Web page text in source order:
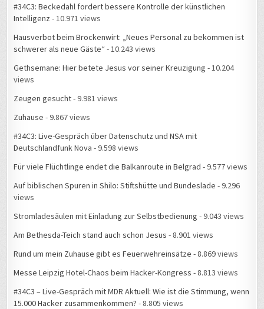
#34C3: Beckedahl fordert bessere Kontrolle der künstlichen
Intelligenz - 10.971 views
Hausverbot beim Brockenwirt: „Neues Personal zu bekommen ist
schwerer als neue Gäste“ - 10.243 views
Gethsemane: Hier betete Jesus vor seiner Kreuzigung - 10.204
views
Zeugen gesucht- 9.981 views
Zuhause - 9.867 views
#34C3: Live-Gespräch über Datenschutz und NSA mit
Deutschlandfunk Nova - 9.598 views
Für viele Flüchtlinge endet die Balkanroute in Belgrad - 9.577 views
Auf biblischen Spuren in Shilo: Stiftshütte und Bundeslade - 9.296
views
Stromladesäulen mit Einladung zur Selbstbedienung - 9.043 views
Am Bethesda-Teich stand auch schon Jesus - 8.901 views
Rund um mein Zuhause gibt es Feuerwehreinsätze - 8.869 views
Messe Leipzig Hotel-Chaos beim Hacker-Kongress - 8.813 views
#34C3 – Live-Gespräch mit MDR Aktuell: Wie ist die Stimmung, wenn
15.000 Hacker zusammenkommen? - 8.805 views